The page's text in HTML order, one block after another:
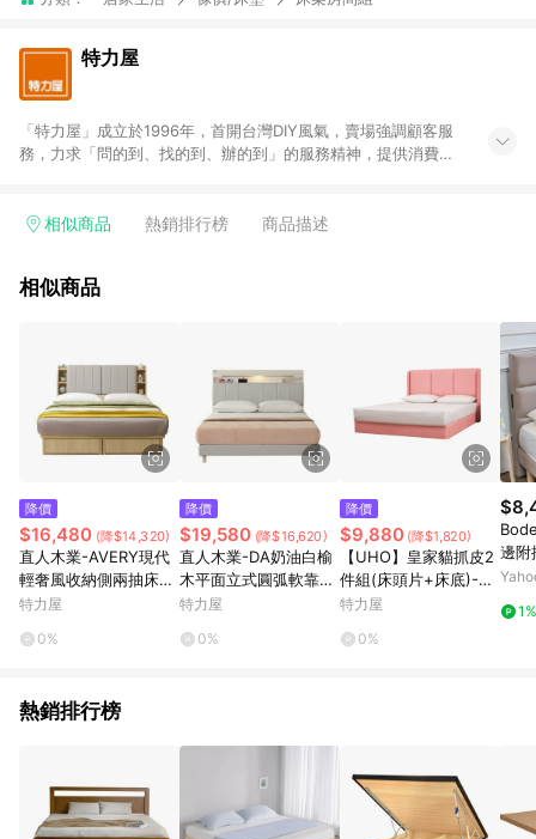
特力屋
「特力屋」成立於1996年，首開台灣DIY風氣，賣場強調顧客服
務，力求「問的到、找的到、辦的到」的服務精神，提供消費者
客找到居家修繕、佈置或裝潢時所需；另外，在各家分店內規劃
等各方面進行整合，提升服務質感，期望每一位來店顧客，能輕
最佳解決方案，以創造優質居家環境為首要目標，成為消費者打
造幸福家園時的優先選擇。
相似商品 熱銷排行榜 商品描述
相似商品
降價
$16,480 (降$14,320)
直人木業-AVERY現代
輕奢風收納側兩抽床組
(附插座)-標準雙人5尺
特力屋
0%
降價
$19,580 (降$16,620)
直人木業-DA奶油白榆
木平面立式圓弧軟靠床
組-標準雙人5尺
特力屋
0%
降價
$9,880 (降$1,820)
【UHO】皇家貓抓皮2
件組(床頭片+床底)-5
尺雙人83灰
特力屋
0%
邊附
床頭
1%
熱銷排行榜